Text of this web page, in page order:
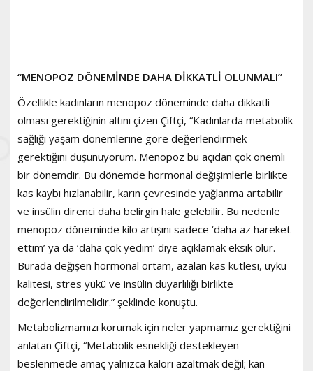
“MENOPOZ DÖNEMİNDE DAHA DİKKATLİ OLUNMALI”
Özellikle kadınların menopoz döneminde daha dikkatli
olması gerektiğinin altını çizen Çiftçi, “Kadınlarda metabolik
sağlığı yaşam dönemlerine göre değerlendirmek
gerektiğini düşünüyorum. Menopoz bu açıdan çok önemli
bir dönemdir. Bu dönemde hormonal değişimlerle birlikte
kas kaybı hızlanabilir, karın çevresinde yağlanma artabilir
ve insülin direnci daha belirgin hale gelebilir. Bu nedenle
menopoz döneminde kilo artışını sadece ‘daha az hareket
ettim’ ya da ‘daha çok yedim’ diye açıklamak eksik olur.
Burada değişen hormonal ortam, azalan kas kütlesi, uyku
kalitesi, stres yükü ve insülin duyarlılığı birlikte
değerlendirilmelidir.” şeklinde konuştu.
Metabolizmamızı korumak için neler yapmamız gerektiğini
anlatan Çiftçi, “Metabolik esnekliği destekleyen
beslenmede amaç yalnızca kalori azaltmak değil; kan